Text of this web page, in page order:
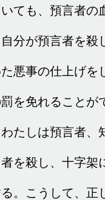
ても、預言者の
分が預言者を殺
悪事の仕上げを
を免れることが
たしは預言者、
を殺し、十字架
。こうして、